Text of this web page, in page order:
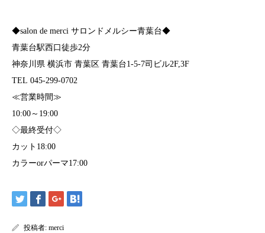
◆salon de merci サロンドメルシー青葉台◆
青葉台駅西口徒歩2分
神奈川県 横浜市 青葉区 青葉台1-5-7司ビル2F,3F
TEL 045-299-0702
≪営業時間≫
10:00～19:00
◇最終受付◇
カット18:00
カラーorパーマ17:00
投稿者: merci